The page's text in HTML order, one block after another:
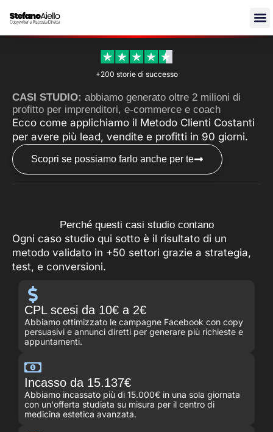
contenuto
+200 storie di successo
CASI STUDIO: abbiamo generato oltre 2 milioni di
profitto per imprenditori, e-commerce e coach
Ecco come applichiamo il Metodo Clienti Costanti
per avere più lead, vendite e profitti in 90 giorni.
Scopri se possiamo farlo anche per te
Perché questi casi studio contano
Ogni caso studio qui sotto è il risultato di un
metodo validato in +50 settori grazie a strategia,
test, e conversioni.
CPL scesi da 10€ a 2€
Abbiamo ottimizzato le campagne Facebook con copy
persuasivi e annunci diretti per generare più richieste e
appuntamenti.
Incasso da 15.137€
Abbiamo incassato più di 15.000€ in una sola giornata
con un'offerta studiata su misura per il centro di
medicina estetica avanzata.